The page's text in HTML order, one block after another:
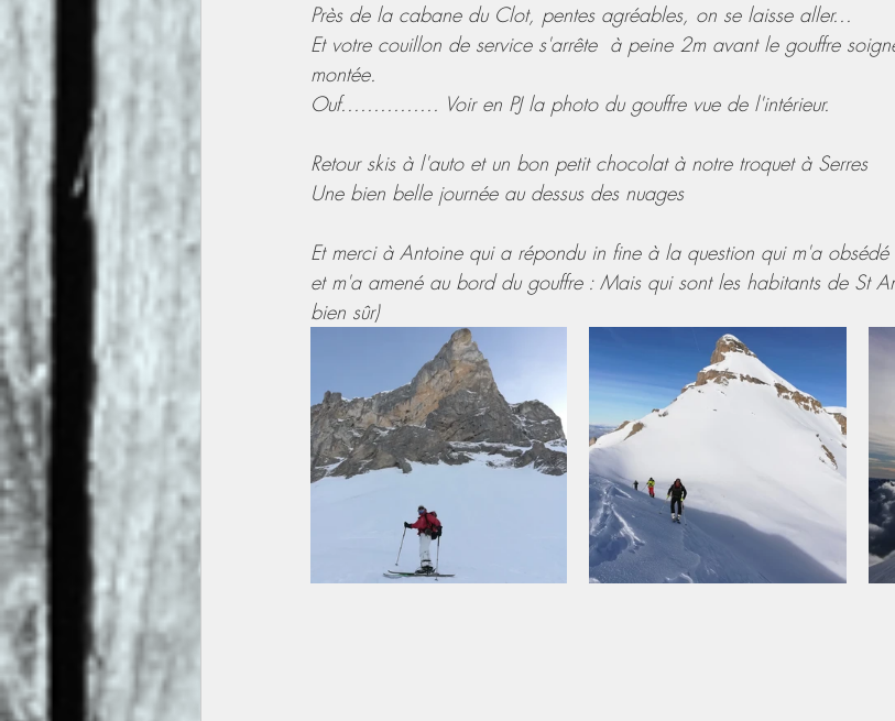
Près de la cabane du Clot, pentes agréables, on se laisse aller...
Et votre couillon de service s'arrête  à peine 2m avant le gouffre
montée.
Ouf............... Voir en PJ la photo du gouffre vue de l'intérieur.
Retour skis à l'auto et un bon petit chocolat à notre troquet à Serres
Une bien belle journée au dessus des nuages
Et merci à Antoine qui a répondu in fine à la question qui m'a obsédé
et m'a amené au bord du gouffre : Mais qui sont les habitants de St
bien sûr)